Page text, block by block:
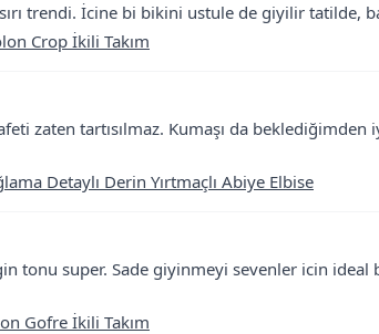
trendi. İcine bi bikini ustule de giyilir tatilde,
Crop İkili Takım
zaten tartısılmaz. Kumaşı da beklediğimden
Detaylı Derin Yırtmaçlı Abiye Elbise
tonu super. Sade giyinmeyi sevenler icin ideal
Gofre İkili Takım